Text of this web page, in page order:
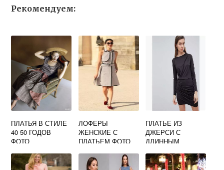
Рекомендуем:
ПЛАТЬЯ В СТИЛЕ
40 50 ГОДОВ
ФОТО
ЛОФЕРЫ
ЖЕНСКИЕ С
ПЛАТЬЕМ ФОТО
ПЛАТЬЕ ИЗ
ДЖЕРСИ С
ДЛИННЫМ